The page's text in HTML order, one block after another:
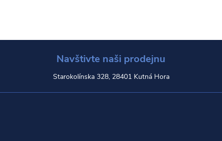
Navštivte naši prodejnu
Starokolínska 328, 28401 Kutná Hora